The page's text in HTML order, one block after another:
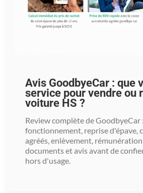
Avis GoodbyeCar : que
service pour vendre ou
voiture HS ?
Review complète de GoodbyeCar :
fonctionnement, reprise d'épave,
agréés, enlèvement,
documents et avis avant de
hors d'usage.